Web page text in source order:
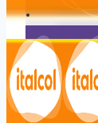
Italsal
LÍNEA